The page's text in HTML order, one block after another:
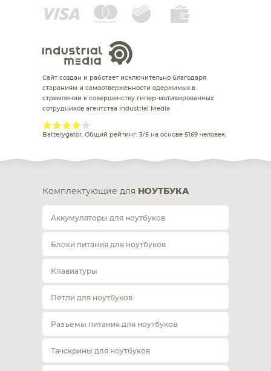
Сайт создан и работает исключительно благодаря
стараниям и самоотверженности одержимых в
стремлении к совершенству гипер-мотивированных
сотрудников агентства Industrial Media
Batterygator. Общий рейтинг: 3/5 на основе 5169 человек.
Комплектующие для НОУТБУКА
Аккумуляторы для ноутбуков
Блоки питания для ноутбуков
Клавиатуры
Петли для ноутбуков
Разъемы питания для ноутбуков
Тачскрины для ноутбуков